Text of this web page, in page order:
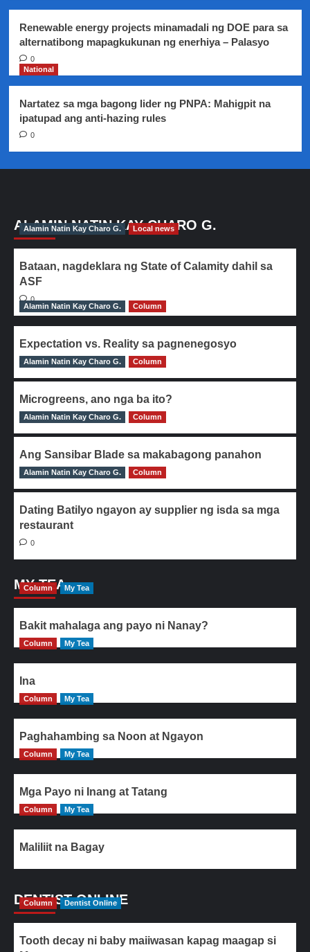
Renewable energy projects minamadali ng DOE para sa
alternatibong mapagkukunan ng enerhiya – Palasyo
0
National
Nartatez sa mga bagong lider ng PNPA: Mahigpit na
ipatupad ang anti-hazing rules
0
ALAMIN NATIN KAY CHARO G.
Alamin Natin Kay Charo G. Local news
Bataan, nagdeklara ng State of Calamity dahil sa
ASF
0
Alamin Natin Kay Charo G.
Column
Expectation vs. Reality sa pagnenegosyo
0
Alamin Natin Kay Charo G. Column
Microgreens, ano nga ba ito?
0
Alamin Natin Kay Charo G. Column
Ang Sansibar Blade sa makabagong panahon
0
Alamin Natin Kay Charo G. Column
Dating Batilyo ngayon ay supplier ng isda sa mga
restaurant
0
MY TEA
Column My Tea
Bakit mahalaga ang payo ni Nanay?
Column My Tea
Ina
Column My Tea
Paghahambing sa Noon at Ngayon
Column My Tea
Mga Payo ni Inang at Tatang
Column My Tea
Maliliit na Bagay
DENTIST ONLINE
Column Dentist Online
Tooth decay ni baby maiiwasan kapag maagap si